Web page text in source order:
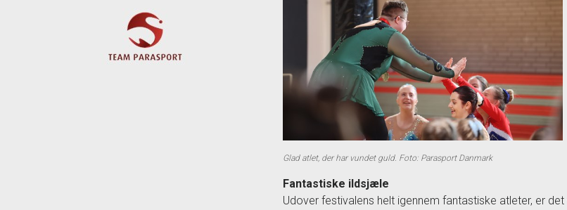
Glad atlet, der har vundet guld. Foto: Parasport Danmark
Fantastiske ildsjæle
Udover festivalens helt igennem fantastiske atleter, er